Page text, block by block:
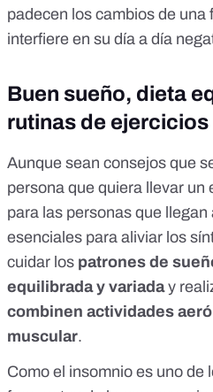
padecen los cambios de una
interfiere en su día a día
Buen sueño, dieta
rutinas de ejercicios
Aunque sean consejos que
persona que quiera llevar un
para las personas que
esenciales para aliviar los
cuidar los patrones de
equilibrada y variaday
combinen actividades
muscular.
Como el insomnio es uno de